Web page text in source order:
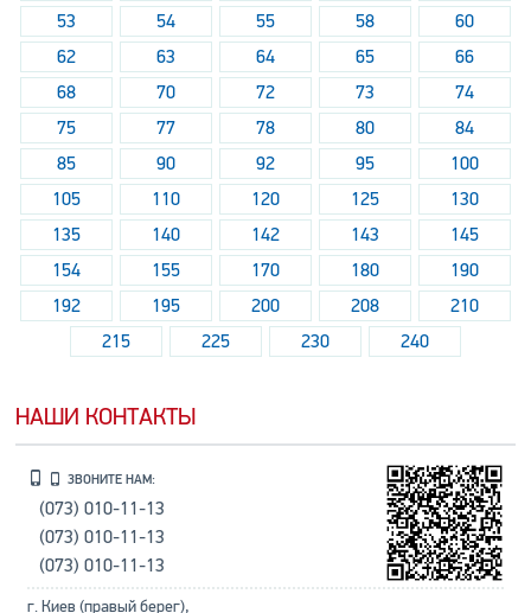
53
54 55 58
60
62
63 64 65
66
68
70 72 73
74
75
77 78 80
84
85
90 92 95
100
105
110 120 125
130
135
140 142 143
145
154
155 170 180
190
192
195 200 208
210
215
225 230 240
НАШИ КОНТАКТЫ
ЗВОНИТЕ НАМ:
(073) 010-11-13
(073) 010-11-13
(073) 010-11-13
г. Киев (правый берег),